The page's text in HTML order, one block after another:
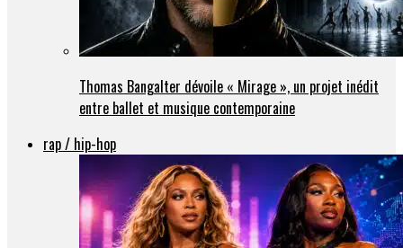
Thomas Bangalter dévoile « Mirage », un projet inédit
entre ballet et musique contemporaine
rap / hip-hop